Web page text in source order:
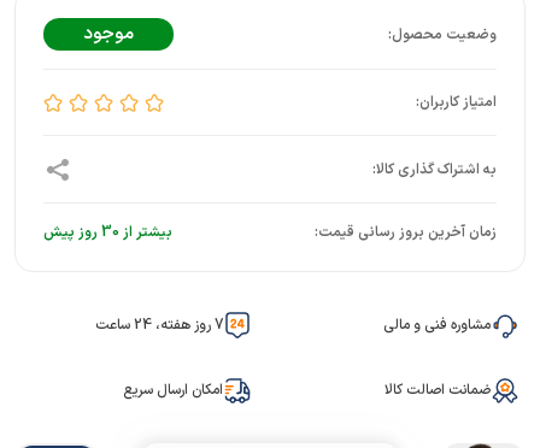
موجود
زمان آخرین بروز رسانی قیمت: بیشتر از 30 روز پیش
مشاوره فنی و مالی 7 روز هفته، 24 ساعت
ضمانت اصالت کالا امکان ارسال سریع